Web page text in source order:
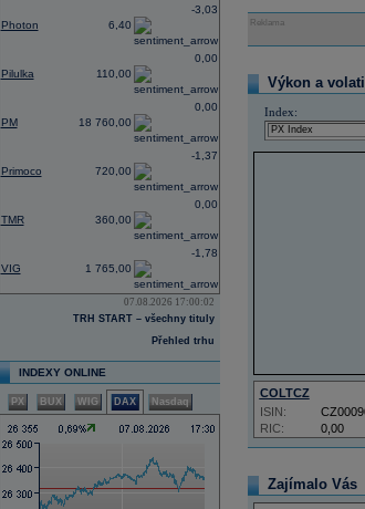
Photon 6,40
-3,03
Pilulka 110,00
0,00
PM 18 760,00
0,00
Primoco 720,00
-1,37
TMR 360,00
0,00
VIG 1 765,00
-1,78
07.08.2026 17:00:02
TRH START – všechny tituly
Přehled trhu
INDEXY ONLINE
PX BUX WIG DAX Nasdaq
Reklama
Výkon a
Index:
COLTCZ
RIC: 0,00
ISIN:
Zajímalo Vás